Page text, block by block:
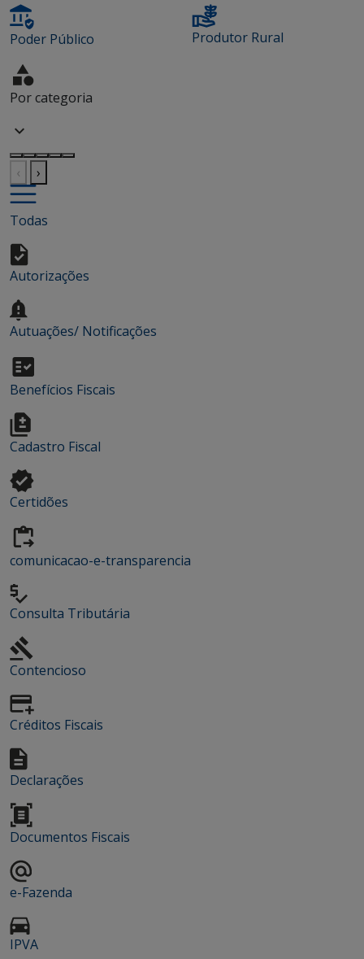
Poder Público Produtor Rural
Por categoria
‹ ›
Todas
Autorizações
Autuações/ Notificações
Benefícios Fiscais
Cadastro Fiscal
Certidões
comunicacao-e-transparencia
Consulta Tributária
Contencioso
Créditos Fiscais
Declarações
Documentos Fiscais
e-Fazenda
IPVA